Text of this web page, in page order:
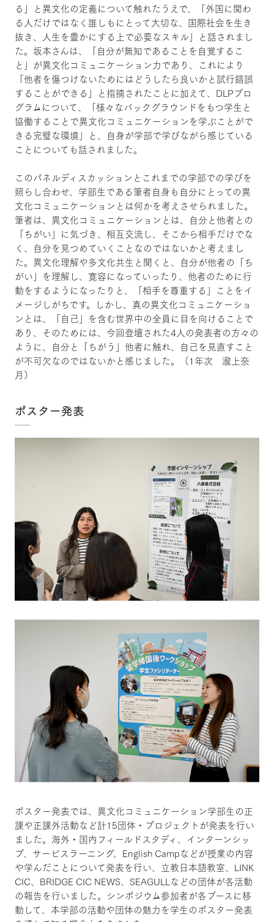
る」と異文化の定義について触れたうえで、「外国に関わ
る人だけではなく誰しもにとって大切な、国際社会を生き
抜き、人生を豊かにする上で必要なスキル」と話されまし
た。坂本さんは、「自分が無知であることを自覚するこ
と」が異文化コミュニケーション力であり、これにより
「他者を傷つけないためにはどうしたら良いかと試行錯誤
することができる」と指摘されたことに加えて、DLPプロ
グラムについて、「様々なバックグラウンドをもつ学生と
協働することで異文化コミュニケーションを学ぶことがで
きる完璧な環境」と、自身が学部で学びながら感じている
ことについても話されました。
このパネルディスカッションとこれまでの学部での学びを
照らし合わせ、学部生である筆者自身も自分にとっての異
文化コミュニケーションとは何かを考えさせられました。
筆者は、異文化コミュニケーションとは、自分と他者との
「ちがい」に気づき、相互交流し、そこから相手だけでな
く、自分を見つめていくことなのではないかと考えまし
た。異文化理解や多文化共生と聞くと、自分が他者の「ち
がい」を理解し、寛容になっていったり、他者のために行
動をするようになったりと、「相手を尊重する」ことをイ
メージしがちです。しかし、真の異文化コミュニケーショ
ンとは、「自己」を含む世界中の全員に目を向けることで
あり、そのためには、今回登壇された4人の発表者の方々の
ように、自分と「ちがう」他者に触れ、自己を見直すこと
が不可欠なのではないかと感じました。（1年次 瀧上奈
月）
ポスター発表
ポスター発表では、異文化コミュニケーション学部生の正
課や正課外活動など計15団体・プロジェクトが発表を行い
ました。海外・国内フィールドスタディ、インターンシッ
プ、サービスラーニング、English Campなどが授業の内容
や学んだことについて発表を行い、立教日本語教室、LINK
CIC、BRIDGE CIC NEWS、SEAGULLなどの団体が各活動
の報告を行いました。シンポジウム参加者が各ブースに移
動して、本学部の活動や団体の魅力を学生のポスター発表